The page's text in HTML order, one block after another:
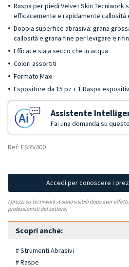
Raspa per piedi Velvet Skin Tecniwork
efficacemente e rapidamente callosità
Doppia superfice abrasiva: grana
callosità e grana fine per levigare e
Efficace sia a secco che in acqua
Colori assortiti
Formato Maxi
Espositore da 15 pz + 1 Raspa
Assistente
Fai una domanda su
Ref: ESRV400
Accedi per conoscere i
I prezzi su Tecniwork.it sono visibili dopo aver
professionisti del settore.
Scopri anche:
# Strumenti Abrasivi
# Raspe